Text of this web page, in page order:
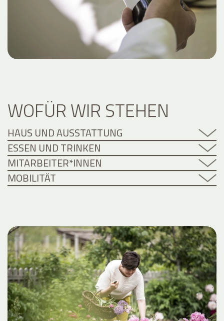
WOFÜR WIR STEHEN
HAUS UND AUSSTATTUNG
ESSEN UND TRINKEN
MITARBEITER*INNEN
MOBILITÄT